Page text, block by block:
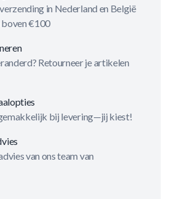
in Nederland en België
€100
Retourneer je artikelen
bij levering—jij kiest!
van ons team van